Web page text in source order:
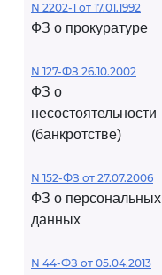
N 2202-1 от 17.01.1992
ФЗ о прокуратуре
N 127-ФЗ 26.10.2002
ФЗ о
несостоятельности
(банкротстве)
N 152-ФЗ от 27.07.2006
ФЗ о персональных
данных
N 44-ФЗ от 05.04.2013